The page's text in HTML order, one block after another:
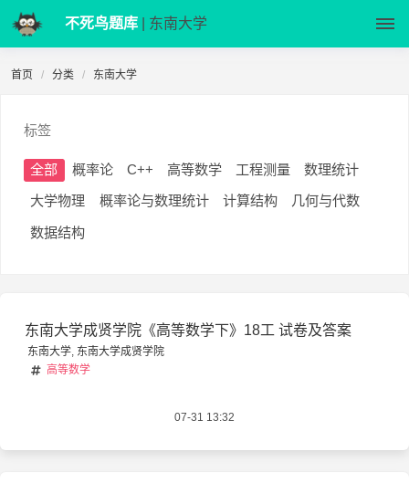
不死鸟题库 | 东南大学
首页 分类 东南大学
标签
全部 概率论 C++ 高等数学 工程测量 数理统计
大学物理 概率论与数理统计 计算结构 几何与代数
数据结构
东南大学成贤学院《高等数学下》18工 试卷及答案
东南大学 东南大学成贤学院
高等数学
07-31 13:32